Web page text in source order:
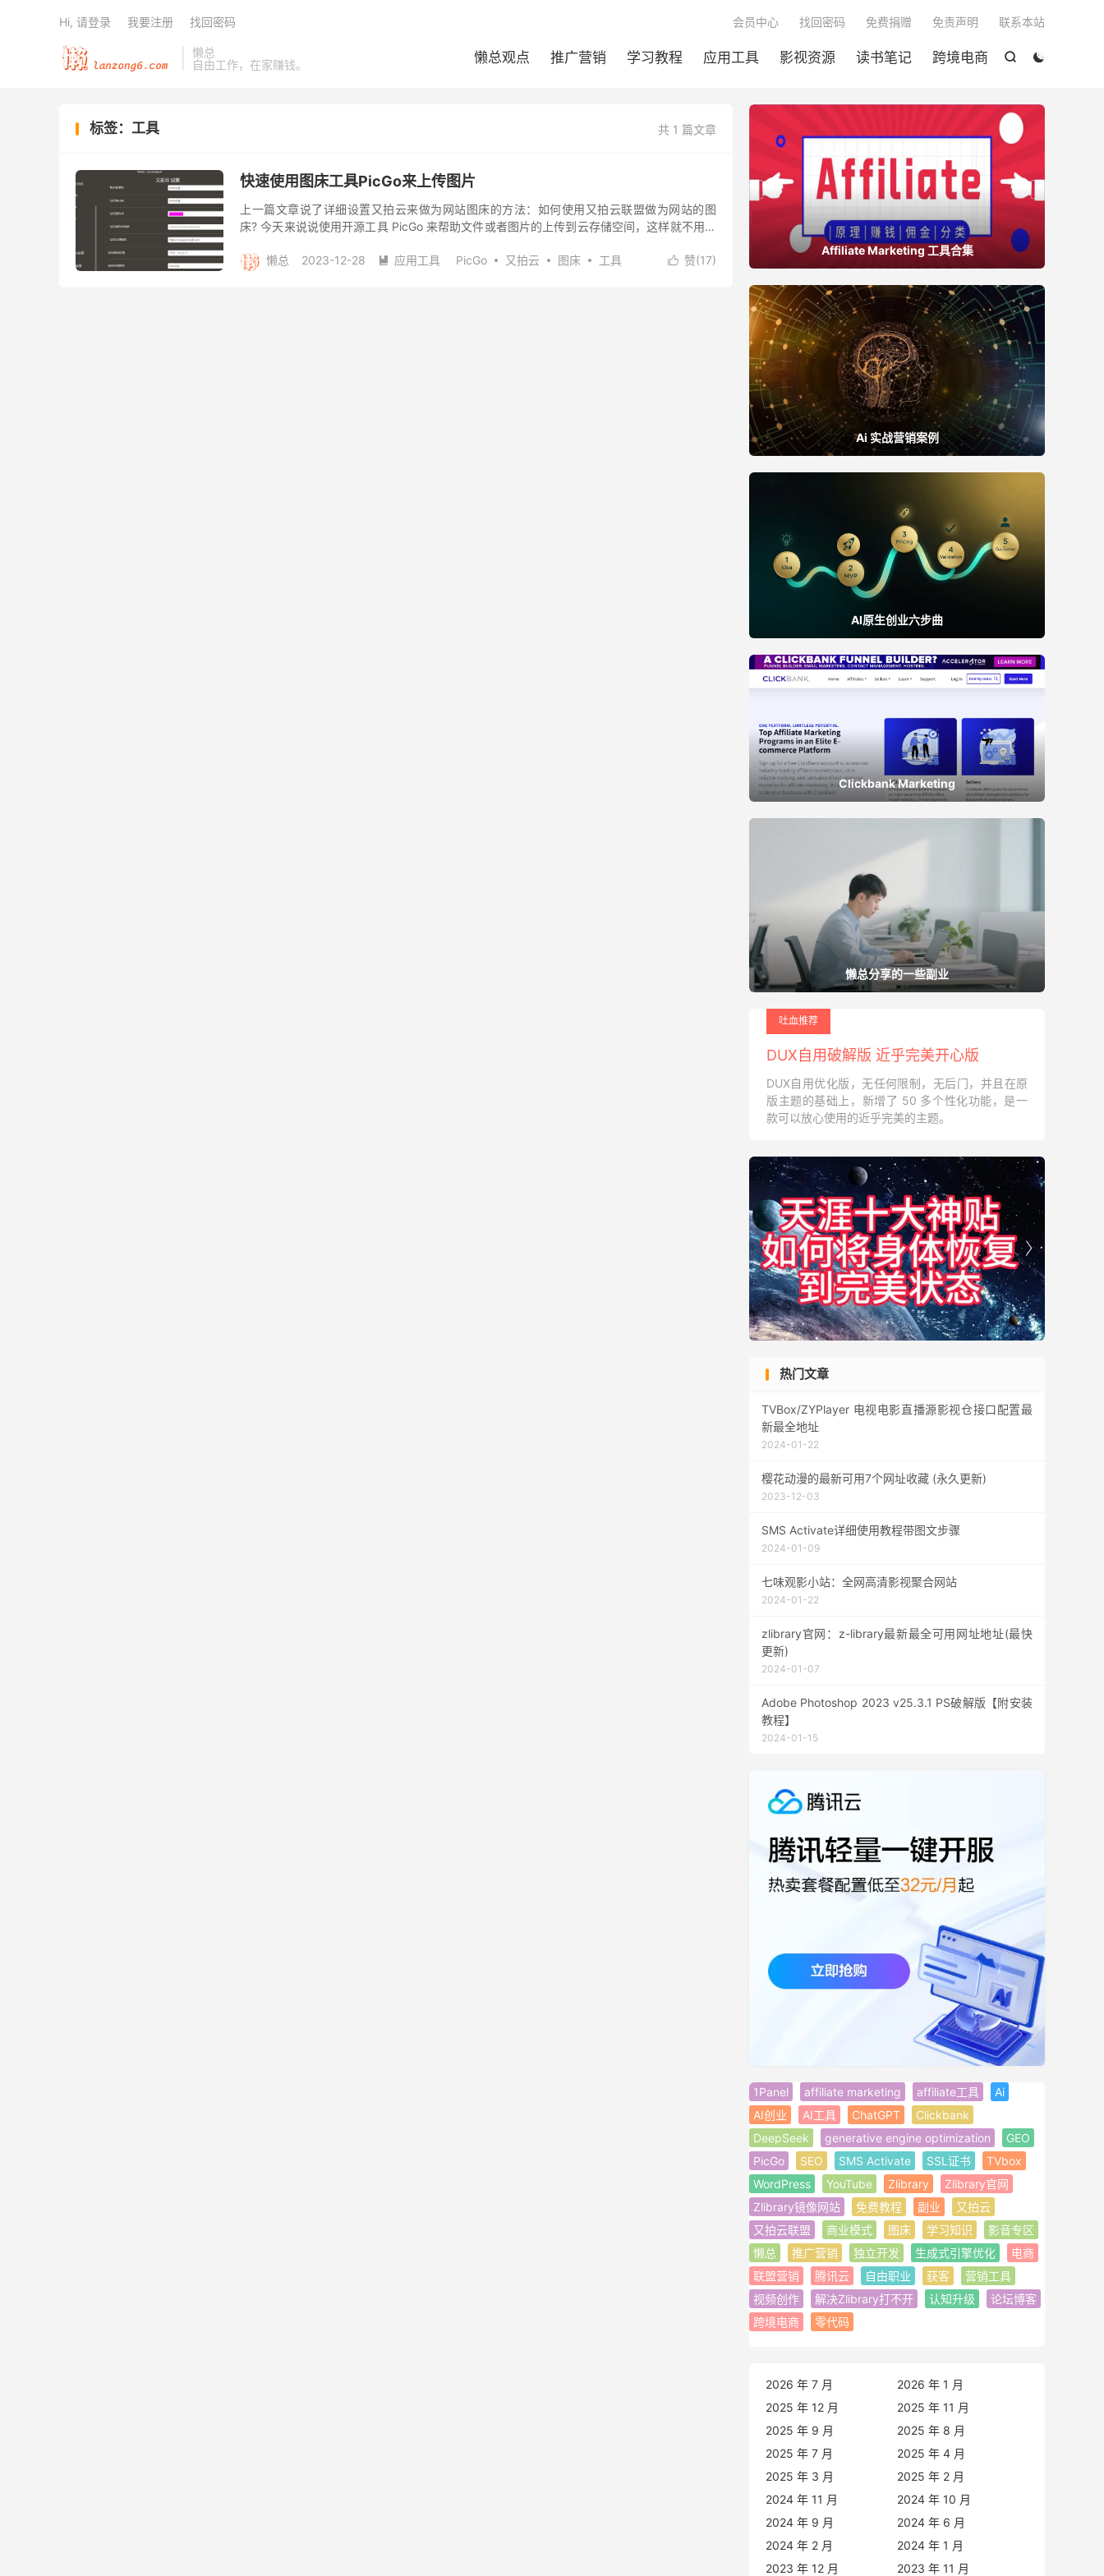
懒总
自由工作，在家赚钱。


懒总观点 推广营销 学习教程 应用工具 影视资源 读书笔记 跨境电商
会员中心 找回密码 免费捐赠 免责声明 联系本站
Hi, 请登录 我要注册 找回密码
共 1 篇文章
标签：工具
快速使用图床工具PicGo来上传图片
上一篇文章说了详细设置又拍云来做为网站图床的方法：如何使用又拍云联盟做为网站的图
床? 今天来说说使用开源工具 PicGo 来帮助文件或者图片的上传到云存储空间，这样就不用每
 赞(17)
懒总 2023-12-28  应用工具 PicGo 又拍云 图床
工具
Affiliate Marketing 工具合集
Ai 实战营销案例
AI原生创业六步曲
Clickbank Marketing
懒总分享的一些副业
吐血推荐
DUX自用破解版 近乎完美开心版
DUX自用优化版，无任何限制，无后门，并且在原
版主题的基础上，新增了 50 多个性化功能，是一
款可以放心使用的近乎完美的主题。


热门文章
TVBox/ZYPlayer 电视电影直播源影视仓接口配置最
新最全地址
2024-01-22
樱花动漫的最新可用7个网址收藏 (永久更新)
2023-12-03
SMS Activate详细使用教程带图文步骤
2024-01-09
七味观影小站：全网高清影视聚合网站
2024-01-22
zlibrary官网：z-library最新最全可用网址地址(最快
更新)
2024-01-07
Adobe Photoshop 2023 v25.3.1 PS破解版【附安装
教程】
2024-01-15
1Panel affiliate marketing affiliate工具
Ai
AI创业
AI工具 ChatGPT
Clickbank
DeepSeek
generative engine optimization
GEO
PicGo
SEO SMS Activate SSL证书
TVbox
WordPress
YouTube Zlibrary
Zlibrary官网
Zlibrary镜像网站
免费教程 副业
又拍云
又拍云联盟
商业模式 图床 学习知识
影音专区
懒总
推广营销 独立开发 生成式引擎优化
电商
联盟营销
腾讯云 自由职业 获客
营销工具
视频创作
解决Zlibrary打不开 认知升级
论坛博客
跨境电商
零代码
2026 年 7 月
2026 年 1 月
2025 年 12 月
2025 年 11 月
2025 年 9 月
2025 年 8 月
2025 年 7 月
2025 年 4 月
2025 年 3 月
2025 年 2 月
2024 年 11 月
2024 年 10 月
2024 年 9 月
2024 年 6 月
2024 年 2 月
2024 年 1 月
2023 年 12 月
2023 年 11 月